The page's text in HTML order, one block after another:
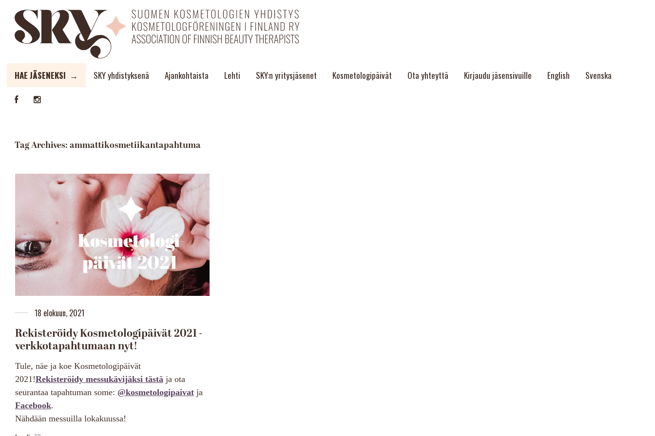
HAE JÄSENEKSI → SKY yhdistyksenä Ajankohtaista Lehti SKY:n yritysjäsenet Kosmetologipäivät Ota yhteyttä Kirjaudu jäsensivuille English Svenska
Tag Archives:ammattikosmetiikantapahtuma
18 elokuun, 2021
Rekisteröidy Kosmetologipäivät 2021 -
verkkotapahtumaan nyt!
Tule, näe ja koe Kosmetologipäivät
2021!Rekisteröidy messukävijäksi tästä ja ota
seurantaa tapahtuman some: @kosmetologipaivatja
Facebook.
Nähdään messuilla lokakuussa!